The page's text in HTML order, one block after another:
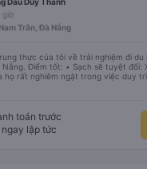
giờ
Trân, Đà Nẵng
thực của tôi về trải nghiệm đi du
Nẵng. Điểm tốt: • Sạch sẽ tuyệt đối:
họ rất nghiêm ngặt trong việc duy
ăn trên xe. Đây là lần đầu tiên tôi
chọn sạc: Có sẵn cổng sạc USB
• Môi trường yên tĩnh và thanh
hoặc bật nhạc lớn, giúp tôi dễ
toán trước
lập tức